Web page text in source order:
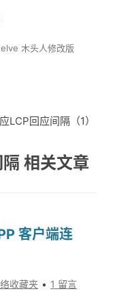
木头人修改版
LCP回应间隔（1）
相关文章
客户端连
收藏夹 1 留言